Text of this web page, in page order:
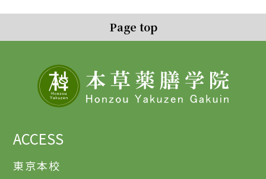
Page top
ACCESS
東京本校